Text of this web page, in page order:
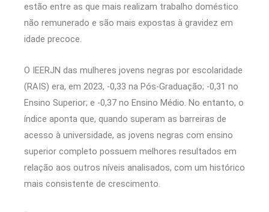
estão entre as que mais realizam trabalho doméstico
não remunerado e são mais expostas à gravidez em
idade precoce.
O IEERJN das mulheres jovens negras por escolaridade
(RAIS) era, em 2023, -0,33 na Pós-Graduação; -0,31 no
Ensino Superior; e -0,37 no Ensino Médio. No entanto, o
índice aponta que, quando superam as barreiras de
acesso à universidade, as jovens negras com ensino
superior completo possuem melhores resultados em
relação aos outros níveis analisados, com um histórico
mais consistente de crescimento.